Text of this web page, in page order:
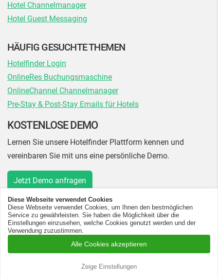
Hotel Channelmanager
Hotel Guest Messaging
HÄUFIG GESUCHTE THEMEN
Hotelfinder Login
OnlineRes Buchungsmaschine
OnlineChannel Channelmanager
Pre-Stay & Post-Stay Emails für Hotels
KOSTENLOSE DEMO
Lernen Sie unsere Hotelfinder Plattform kennen und
vereinbaren Sie mit uns eine persönliche Demo.
Jetzt Demo anfragen
© 2026 Hotelfinder.de GmbH & Co KG
Cookie-Einstellungen
Unternehmen
Diese Webseite verwendet Cookies
Diese Webseite verwendet Cookies, um Ihnen den bestmöglichen
Service zu gewährleisten. Sie haben die Möglichkeit über die
Einstellungen einzusehen, welche Cookies genutzt werden und der
Verwendung zuzustimmen.
Alle Cookies akzeptieren
Zeige Einstellungen